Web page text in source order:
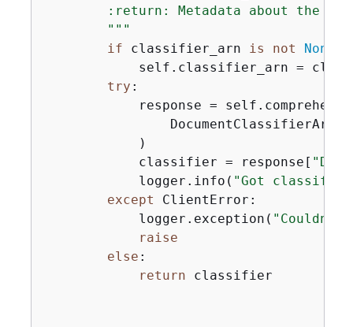
:return: Metadata about the
        """
if classifier_arn is not None
self.classifier_arn =
try :
response =
            )
            classifier = response[
            logger.info(
"Got classifier
except ClientError:
            logger.exception(
"Couldn't
raise
else :
return classifier